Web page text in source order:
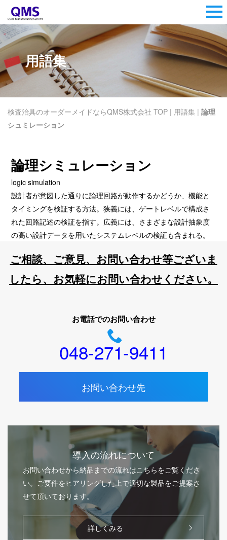
用語集
検査治具のオーダーメイドならQMS株式会社 TOP | 用語集 | 論理
シュミレーション
論理シミュレーション
logic simulation
設計者が意図した通りに論理回路が動作するかどうか、機能と
タイミングを検証する方法。狭義には、ゲートレベルで構成さ
れた回路記述の検証を指す。広義には、さまざまな設計抽象度
の高い設計データを用いたシステムレベルの検証も含まれる。
ご相談、ご意見、お問い合わせ等ございま
したら、お気軽にお問い合わせください。
お電話でのお問い合わせ
048-271-9411
お問い合わせ先
導入の流れについて
お問い合わせから納品までの流れはこちらをご覧くださ
い。ご要件をヒアリングした上で適切な製品をご提案さ
せて頂いております。
詳しくみる